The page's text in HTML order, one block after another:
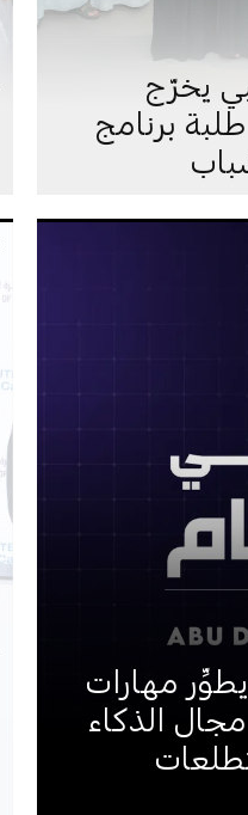
يخرّج
برنامج
«تمكين 5.0» يطوِّر مهارات
الذكاء